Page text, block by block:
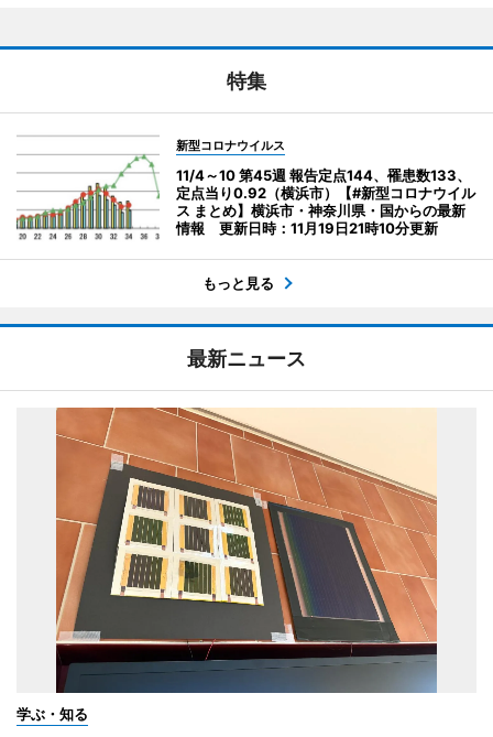
特集
新型コロナウイルス
11/4～10 第45週 報告定点144、罹患数133、
定点当り0.92（横浜市）【#新型コロナウイル
ス まとめ】横浜市・神奈川県・国からの最新
情報 更新日時：11月19日21時10分更新
もっと見る
最新ニュース
学ぶ・知る